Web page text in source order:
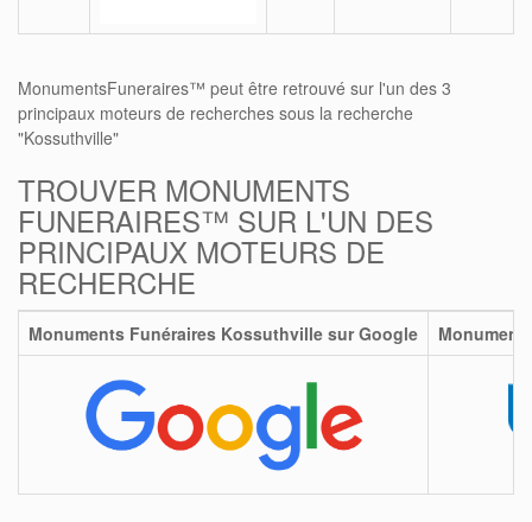
MonumentsFuneraires™ peut être retrouvé sur l'un des 3
principaux moteurs de recherches sous la recherche
"Kossuthville"
TROUVER MONUMENTS
FUNERAIRES™ SUR L'UN DES
PRINCIPAUX MOTEURS DE
RECHERCHE
Monuments Funéraires Kossuthville sur Google